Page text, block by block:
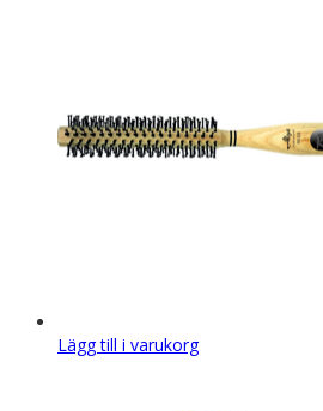
Lägg till i varukorg